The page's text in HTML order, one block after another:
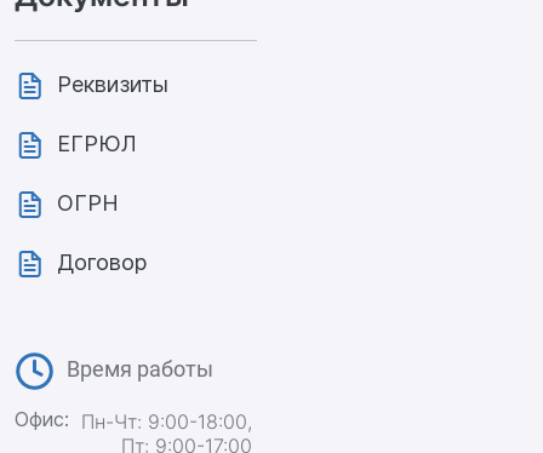
Реквизиты
ЕГРЮЛ
ОГРН
Договор
Время работы
Офис: Пн-Чт: 9:00-18:00,
Пт: 9:00-17:00